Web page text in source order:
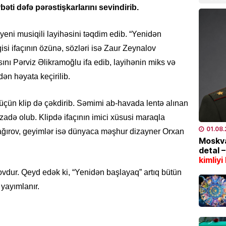
dəfə pərəstişkarlarını sevindirib.
musiqili layihəsini təqdim edib. “Yenidən
ifaçının özünə, sözləri isə Zaur Zeynalov
Pərviz Əlikramoğlu ifa edib, layihənin miks və
həyata keçirilib.
klip də çəkdirib. Səmimi ab-havada lentə alınan
olub. Klipdə ifaçının imici xüsusi maraqla
geyimlər isə dünyaca məşhur dizayner Orxan
Qeyd edək ki, “Yenidən başlayaq” artıq bütün
Bu
İstilər
detal –
kimliyi